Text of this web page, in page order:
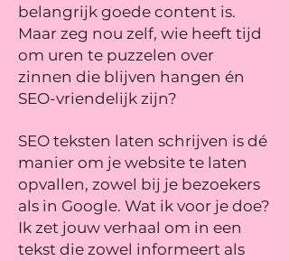
belangrijk goede content is.
Maar zeg nou zelf, wie heeft tijd
om uren te puzzelen over
zinnen die blijven hangen én
SEO-vriendelijk zijn?
SEO teksten laten schrijven is dé
manier om je website te laten
opvallen, zowel bij je bezoekers
als in Google. Wat ik voor je doe?
Ik zet jouw verhaal om in een
tekst die zowel informeert als